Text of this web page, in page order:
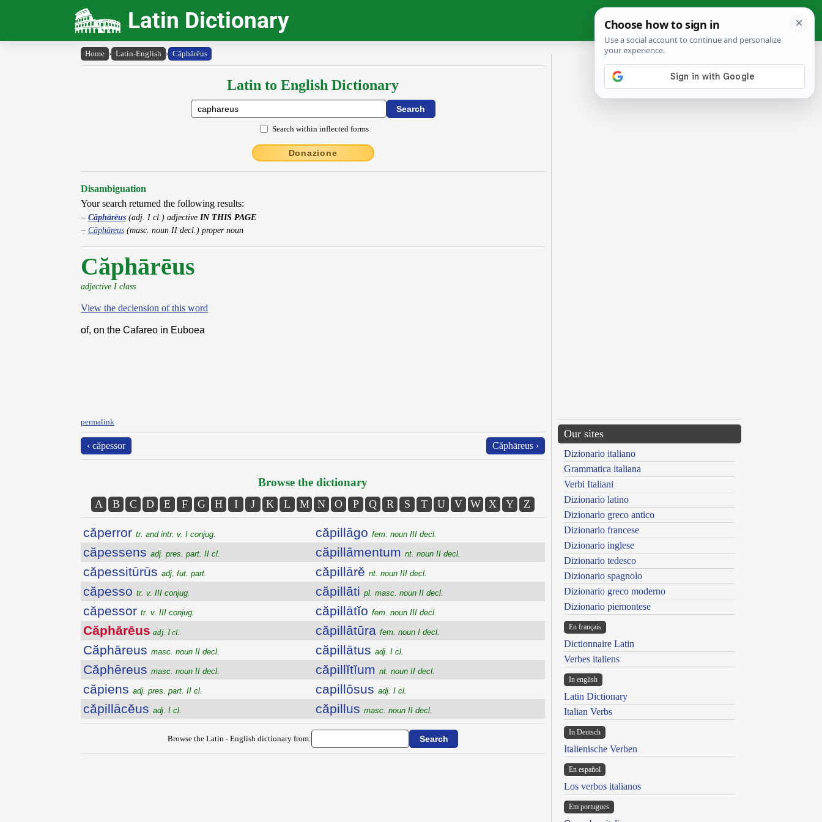
Latin Dictionary
Home › Latin-English › Căphārēus
Latin to English Dictionary
Search within inflected forms
Donazione
Disambiguation
Your search returned the following results:
Căphārēus(adj. I cl.) adjective IN THIS PAGE
Căphāreus(masc. noun II decl.) proper noun
Căphārēus
adjective I class
View the declension of this word
of, on the Cafareo in Euboea
permalink
‹ căpessor Căphāreus ›
Browse the dictionary
A B C D E F G H I J K L M N O P Q R S T U V W X Y Z
căperror tr. and intr. v. I conjug.
căpessens adj. pres. part. II cl.
căpessitūrūs adj. fut. part.
căpesso tr. v. III conjug.
căpessor tr. v. III conjug.
Căphārēus adj. I cl.
Căphāreus masc. noun II decl.
Căphēreus masc. noun II decl.
căpiens adj. pres. part. II cl.
căpillācĕus adj. I cl.
căpillāgo fem. noun III decl.
căpillāmentum nt. noun II decl.
căpillārĕ nt. noun III decl.
căpillāti pl. masc. noun II decl.
căpillātĭo fem. noun III decl.
căpillātūra fem. noun I decl.
căpillātus adj. I cl.
căpillĭtĭum nt. noun II decl.
capillōsus adj. I cl.
căpillus masc. noun II decl.
Browse the Latin - English dictionary from:
Our sites
Dizionario italiano
Grammatica italiana
Verbi Italiani
Dizionario latino
Dizionario greco antico
Dizionario francese
Dizionario inglese
Dizionario tedesco
Dizionario spagnolo
Dizionario greco moderno
Dizionario piemontese
En français
Dictionnaire Latin
Verbes italiens
In english
Latin Dictionary
Italian Verbs
In Deutsch
Italienische Verben
En español
Los verbos italianos
Em portugues